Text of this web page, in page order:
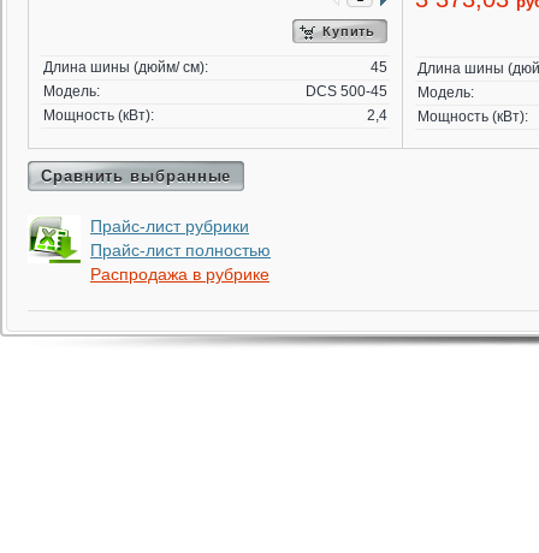
Купить
Длина шины (дюйм/ см):
45
Модель:
DCS 500-45
Мощность (кВт):
2,4
Длина шины
Модель:
Мощность (кВт):
Сравнить выбранные
Прайс-лист рубрики
Прайс-лист полностью
Распродажа в рубрике